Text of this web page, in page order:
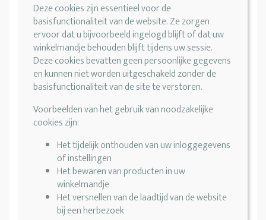
Deze cookies zijn essentieel voor de
basisfunctionaliteit van de website. Ze zorgen
ervoor dat u bijvoorbeeld ingelogd blijft of dat uw
winkelmandje behouden blijft tijdens uw sessie.
Deze cookies bevatten geen persoonlijke gegevens
en kunnen niet worden uitgeschakeld zonder de
basisfunctionaliteit van de site te verstoren.
Voorbeelden van het gebruik van noodzakelijke
cookies zijn:
Het tijdelijk onthouden van uw inloggegevens
of instellingen
Het bewaren van producten in uw
winkelmandje
Het versnellen van de laadtijd van de website
bij een herbezoek